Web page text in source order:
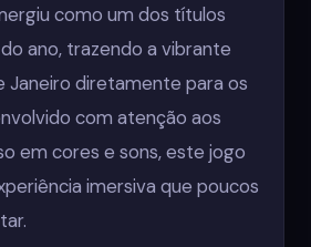
como um dos títulos
ano, trazendo a vibrante
Janeiro diretamente para os
com atenção aos
em cores e sons, este jogo
imersiva que poucos